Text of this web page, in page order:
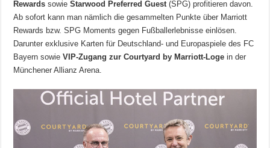
Rewards sowieStarwood Preferred Guest(SPG) profitieren davon.
Ab sofort kann man nämlich die gesammelten Punkte über Marriott
Rewards bzw. SPG Moments gegen Fußballerlebnisse einlösen.
Darunter exklusive Karten für Deutschland- und Europaspiele des FC
Bayern sowieVIP-Zugang zur Courtyard by Marriott-Loge in der
Münchener Allianz Arena.